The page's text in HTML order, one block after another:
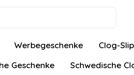
Werbegeschenke Clog-
Geschenke Schwedische